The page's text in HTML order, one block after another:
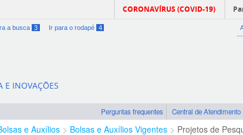
CORONAVÍRUS (COVID-19)
a busca 3 Ir para o rodapé 4
E INOVAÇÕES
Perguntas frequentes Central de Atendimento
e Auxílios Bolsas e Auxílios Vigentes Projetos de